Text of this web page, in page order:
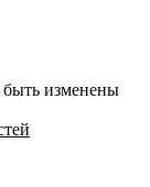
изменены